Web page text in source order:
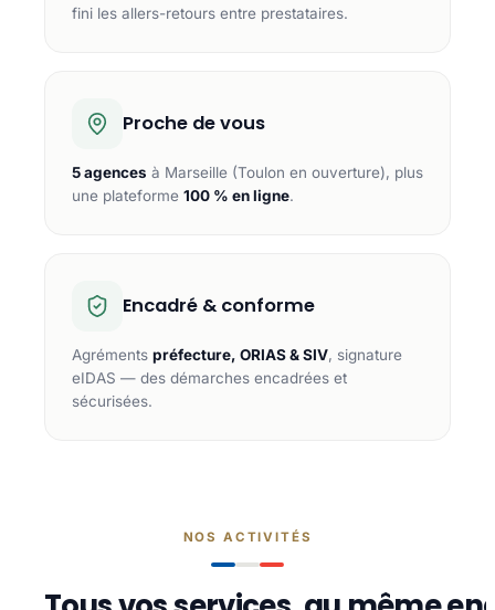
fini les allers-retours entre prestataires.
Proche de vous
5 agences à Marseille (Toulon en ouverture), plus
une plateforme 100 % en ligne.
Encadré & conforme
Agréments préfecture, ORIAS & SIV, signature
eIDAS — des démarches encadrées et
sécurisées.
NOS ACTIVITÉS